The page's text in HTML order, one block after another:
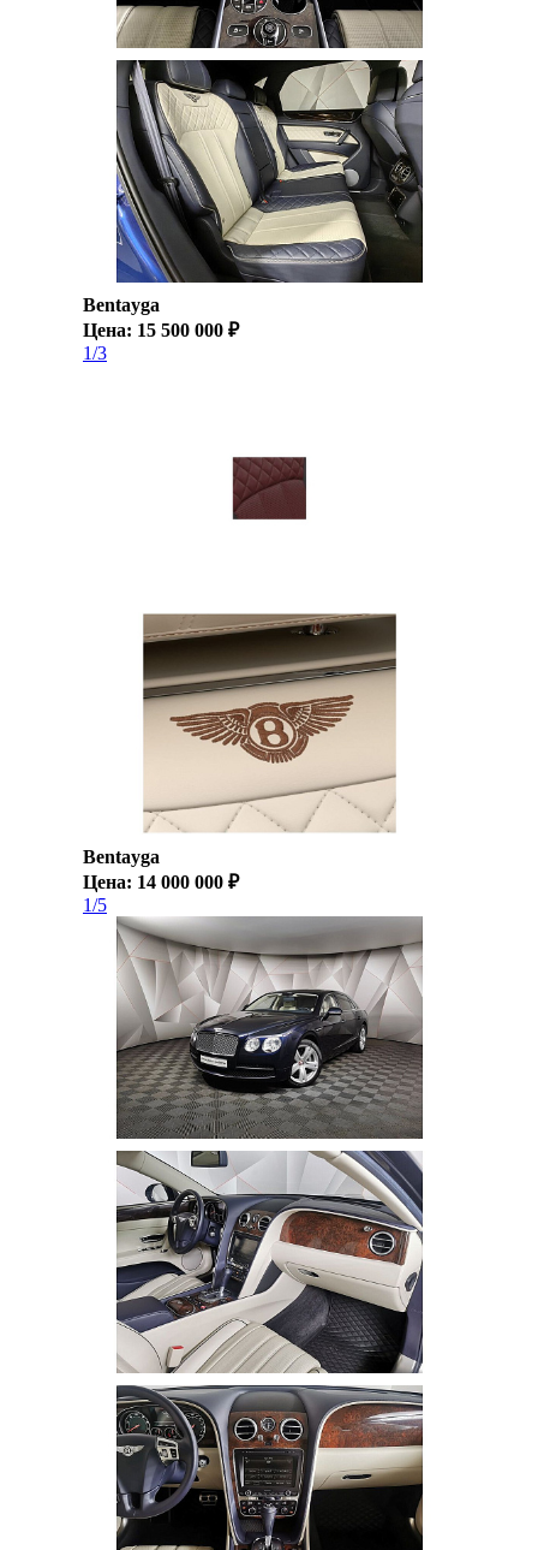
Bentayga
Цена: 15 500 000 ₽
1/3
Bentayga
Цена: 14 000 000 ₽
1/5